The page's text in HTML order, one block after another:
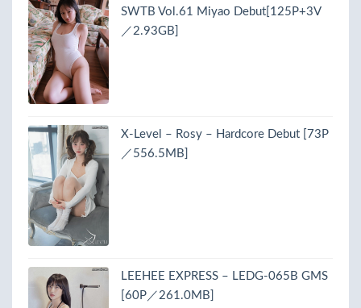
SWTB Vol.61 Miyao Debut[125P+3V
／2.93GB]
X-Level – Rosy – Hardcore Debut [73P
／556.5MB]
LEEHEE EXPRESS – LEDG-065B GMS
[60P／261.0MB]